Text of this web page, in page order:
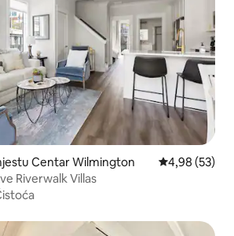
Centar Wilmington Prosječna
4,98 (53)
Riverwalk Villas